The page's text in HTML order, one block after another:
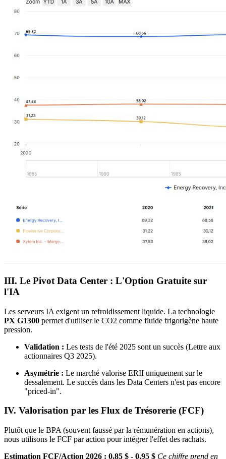
III. Le Pivot Data Center : L'Option Gratuite sur
l'IA
Les serveurs IA exigent un refroidissement liquide. La technologie
PX G1300 permet d'utiliser le CO2 comme fluide frigorigène haute
pression.
Validation : Les tests de l'été 2025 sont un succès (Lettre aux
actionnaires Q3 2025).
Asymétrie : Le marché valorise ERII uniquement sur le
dessalement. Le succès dans les Data Centers n'est pas encore
"priced-in".
IV. Valorisation par les Flux de Trésorerie (FCF)
Plutôt que le BPA (souvent faussé par la rémunération en actions),
nous utilisons le FCF par action pour intégrer l'effet des rachats.
Estimation FCF/Action 2026 : 0,85 $ - 0,95 $ Ce chiffre prend en